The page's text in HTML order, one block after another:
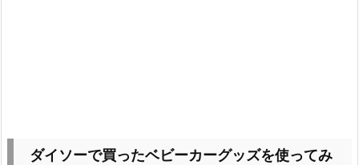
ダイソーで買ったベビーカーグッズを使ってみ